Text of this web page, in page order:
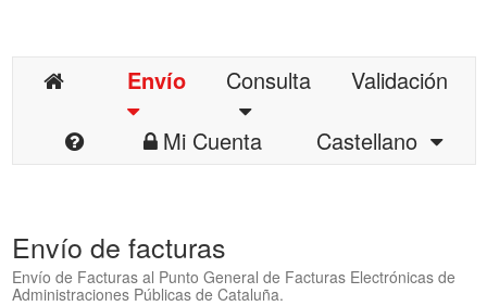
Envío Consulta
Validación
Mi Cuenta
Castellano
Envío de facturas
Envío de Facturas al Punto General de Facturas Electrónicas de
Administraciones Públicas de Cataluña.